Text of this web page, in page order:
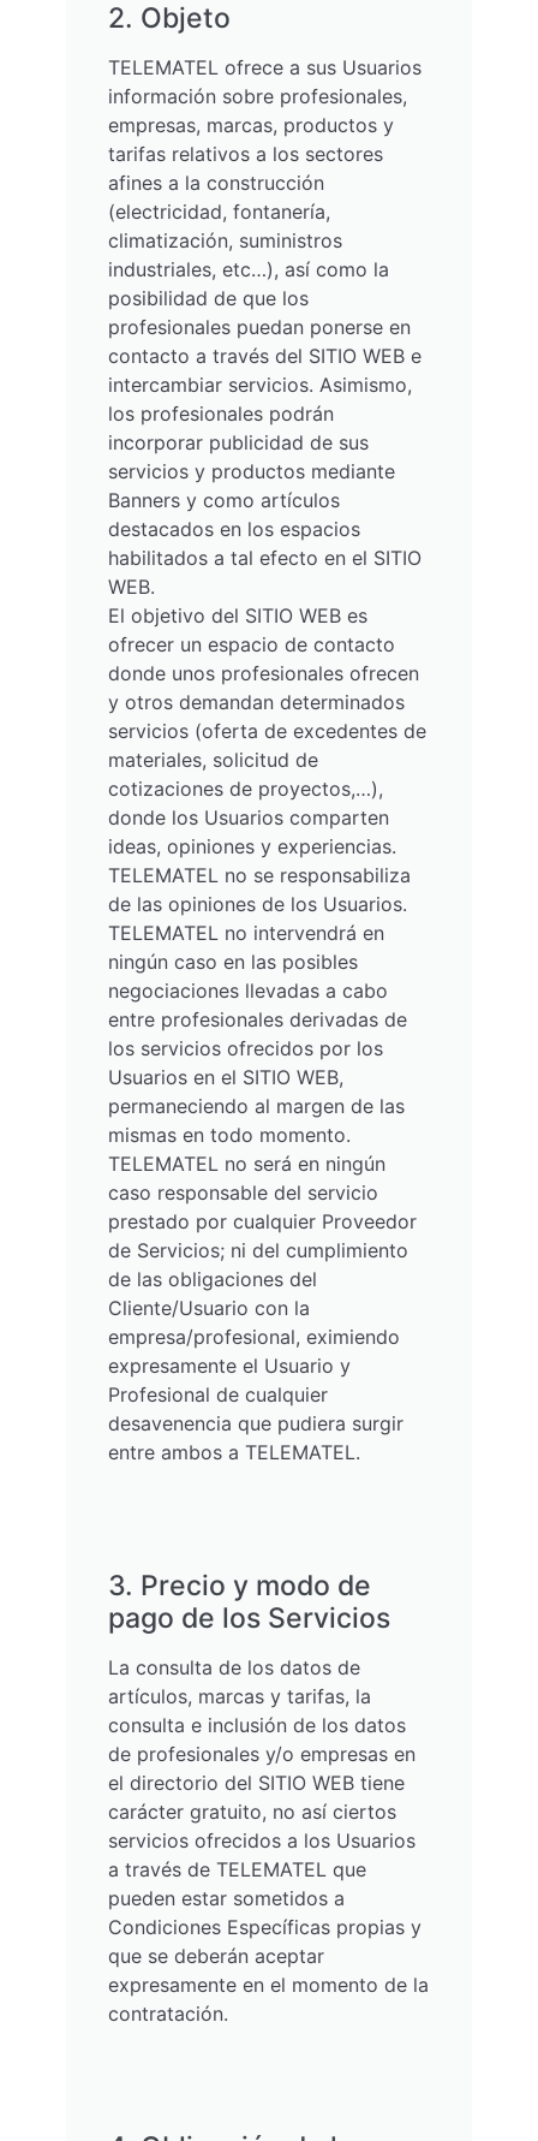
2. Objeto
TELEMATEL ofrece a sus Usuarios
información sobre profesionales,
empresas, marcas, productos y
tarifas relativos a los sectores
afines a la construcción
(electricidad, fontanería,
climatización, suministros
industriales, etc…), así como la
posibilidad de que los
profesionales puedan ponerse en
contacto a través del SITIO WEB e
intercambiar servicios. Asimismo,
los profesionales podrán
incorporar publicidad de sus
servicios y productos mediante
Banners y como artículos
destacados en los espacios
habilitados a tal efecto en el SITIO
WEB.
El objetivo del SITIO WEB es
ofrecer un espacio de contacto
donde unos profesionales ofrecen
y otros demandan determinados
servicios (oferta de excedentes de
materiales, solicitud de
cotizaciones de proyectos,…),
donde los Usuarios comparten
ideas, opiniones y experiencias.
TELEMATEL no se responsabiliza
de las opiniones de los Usuarios.
TELEMATEL no intervendrá en
ningún caso en las posibles
negociaciones llevadas a cabo
entre profesionales derivadas de
los servicios ofrecidos por los
Usuarios en el SITIO WEB,
permaneciendo al margen de las
mismas en todo momento.
TELEMATEL no será en ningún
caso responsable del servicio
prestado por cualquier Proveedor
de Servicios; ni del cumplimiento
de las obligaciones del
Cliente/Usuario con la
empresa/profesional, eximiendo
expresamente el Usuario y
Profesional de cualquier
desavenencia que pudiera surgir
entre ambos a TELEMATEL.
3. Precio y modo de
pago de los Servicios
La consulta de los datos de
artículos, marcas y tarifas, la
consulta e inclusión de los datos
de profesionales y/o empresas en
el directorio del SITIO WEB tiene
carácter gratuito, no así ciertos
servicios ofrecidos a los Usuarios
a través de TELEMATEL que
pueden estar sometidos a
Condiciones Específicas propias y
que se deberán aceptar
expresamente en el momento de la
contratación.